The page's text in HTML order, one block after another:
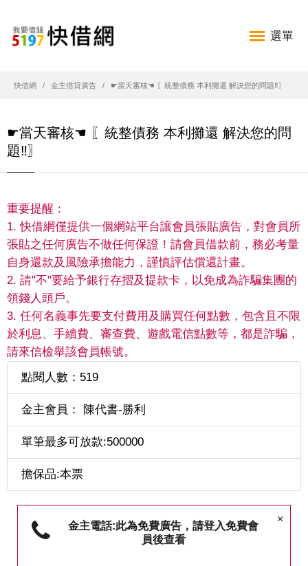
選單
快借網 金主借貸廣告 ☛當天審核☚ 〖統整債務 本利攤還 解決您的問題‼〗
☛當天審核☚ 〖統整債務 本利攤還 解決您的問
題‼〗
重要提醒：
1. 快借網僅提供一個網站平台讓會員張貼廣告，對會員所
張貼之任何廣告不做任何保證！請會員借款前，務必考量
自身還款及風險承擔能力，謹慎評估償還計畫。
2. 請"不"要給予銀行存摺及提款卡，以免成為詐騙集團的
領錢人頭戶。
3. 任何名義事先要支付費用及購買任何點數，包含且不限
於利息、手續費、審查費、遊戲電信點數等，都是詐騙，
請來信檢舉該會員帳號。
點閱人數：519
金主會員： 陳代書-勝利
單筆最多可放款:500000
擔保品:本票
×
金主電話:此為免費廣告，請登入免費會
員後查看